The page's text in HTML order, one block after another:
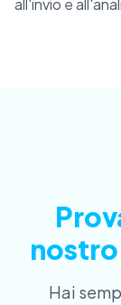
Hai